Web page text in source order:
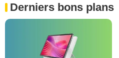
Derniers bons plans